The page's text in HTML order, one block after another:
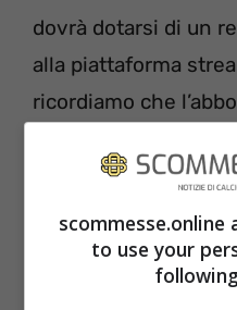
dovrà dotarsi di un
alla piattaforma
ricordiamo che
mese di prova sarà
DAZN è seguibile
decoder Sky,
di cui sopra. Nel
to use your